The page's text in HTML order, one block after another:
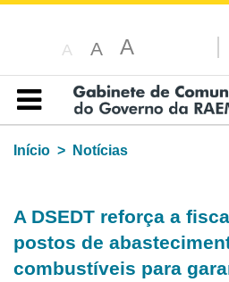
A A A
Índice
Início
Notícias
A DSEDT reforça a
postos de
combustíveis para